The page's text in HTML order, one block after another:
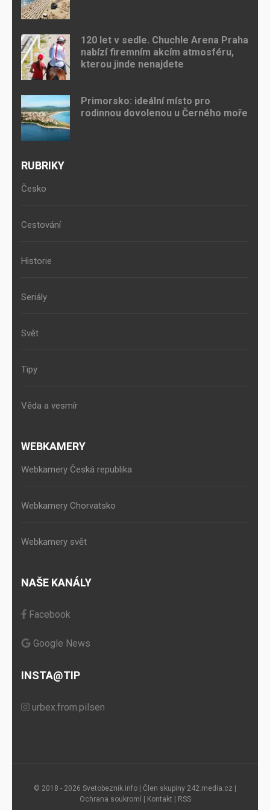
120 let v sedle. Chuchle Arena Praha
nabízí firemním akcím atmosféru,
kterou jinde nenajdete
Primorsko: ideální místo pro
rodinnou dovolenou u Černého moře
RUBRIKY
Česko
Cestování
Historie
Seriály
Svět
Tipy
Věda a vesmír
WEBKAMERY
Webkamery Česká republika
Webkamery Chorvatsko
Webkamery svět
NAŠE KANÁLY
Facebook
Google News
INSTA@TIP
urbex.from.pilsen
© 2018 - 2026 Svetobeznik.info | Člen skupiny 242.media.cz |
Ochrana soukromí| Kontakt | RSS